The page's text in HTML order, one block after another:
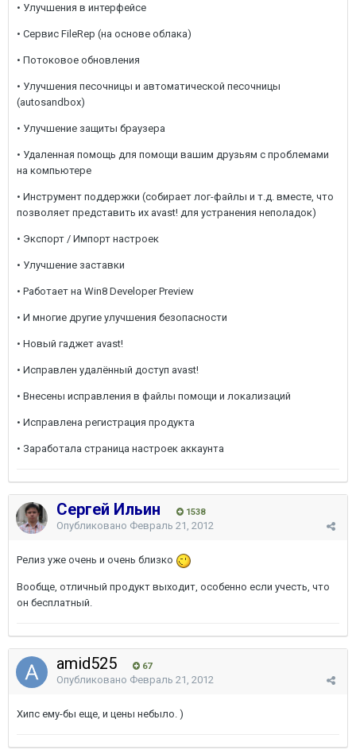
• Улучшения в интерфейсе
• Сервис FileRep (на основе облака)
• Потоковое обновления
• Улучшения песочницы и автоматической песочницы
(autosandbox)
• Улучшение защиты браузера
• Удаленная помощь для помощи вашим друзьям с проблемами
на компьютере
• Инструмент поддержки (собирает лог-файлы и т.д. вместе, что
позволяет представить их avast! для устранения неполадок)
• Экспорт / Импорт настроек
• Улучшение заставки
• Работает на Win8 Developer Preview
• И многие другие улучшения безопасности
• Новый гаджет avast!
• Исправлен удалённый доступ avast!
• Внесены исправления в файлы помощи и локализаций
• Исправлена регистрация продукта
• Заработала страница настроек аккаунта
Сергей Ильин 1538
Опубликовано Февраль 21, 2012
Релиз уже очень и очень близко
Вообще, отличный продукт выходит, особенно если учесть, что
он бесплатный.
amid525 67
Опубликовано Февраль 21, 2012
Хипс ему-бы еще, и цены небыло. )